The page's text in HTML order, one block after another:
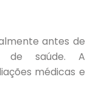
antes de
de saúde. A
médicas e